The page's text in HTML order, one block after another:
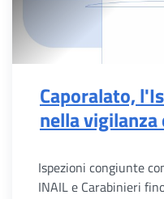
Caporalato,
nella
Ispezioni congiunte
INAIL e Carabinieri